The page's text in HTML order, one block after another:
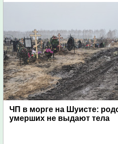
ЧП в морге на Шуисте:
умерших не выдают тела